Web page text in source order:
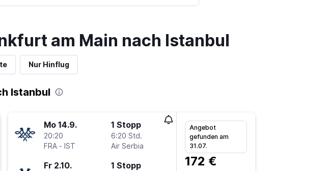
am Main nach Istanbul
Nur Hinflug
Istanbul
Mo 14.9.
20:20
FRA- IST
1 Stopp
6:20 Std.
Air Serbia
Fr 2.10. 1 Stopp
Angebot
gefunden am
31.07.
172 €